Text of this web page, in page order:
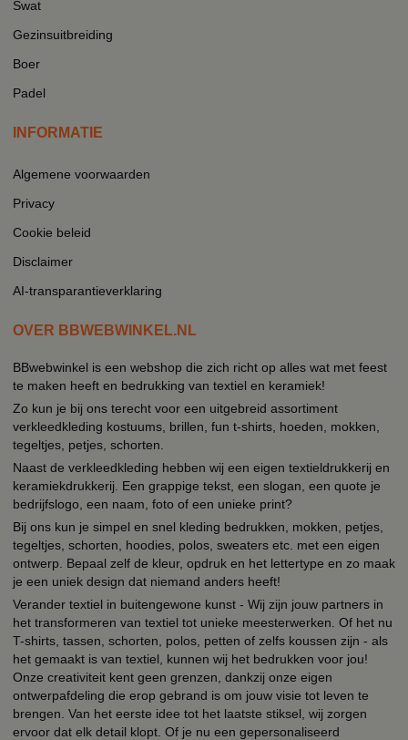
Swat
Gezinsuitbreiding
Boer
Padel
INFORMATIE
Algemene voorwaarden
Privacy
Cookie beleid
Disclaimer
AI-transparantieverklaring
OVER BBWEBWINKEL.NL
BBwebwinkel is een webshop die zich richt op alles wat met feest
te maken heeft en bedrukking van textiel en keramiek!
Zo kun je bij ons terecht voor een uitgebreid assortiment
verkleedkleding kostuums, brillen, fun t-shirts, hoeden, mokken,
tegeltjes, petjes, schorten.
Naast de verkleedkleding hebben wij een eigen textieldrukkerij en
keramiekdrukkerij. Een grappige tekst, een slogan, een quote je
bedrijfslogo, een naam, foto of een unieke print?
Bij ons kun je simpel en snel kleding bedrukken, mokken, petjes,
tegeltjes, schorten, hoodies, polos, sweaters etc. met een eigen
ontwerp. Bepaal zelf de kleur, opdruk en het lettertype en zo maak
je een uniek design dat niemand anders heeft!
Verander textiel in buitengewone kunst - Wij zijn jouw partners in
het transformeren van textiel tot unieke meesterwerken. Of het nu
T-shirts, tassen, schorten, polos, petten of zelfs koussen zijn - als
het gemaakt is van textiel, kunnen wij het bedrukken voor jou!
Onze creativiteit kent geen grenzen, dankzij onze eigen
ontwerpafdeling die erop gebrand is om jouw visie tot leven te
brengen. Van het eerste idee tot het laatste stiksel, wij zorgen
ervoor dat elk detail klopt. Of je nu een gepersonaliseerd